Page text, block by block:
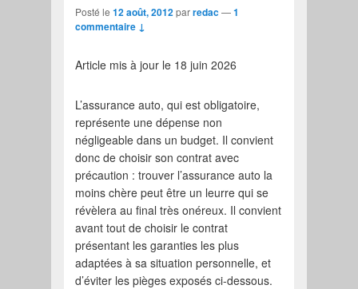
Posté le12 août, 2012parredac—1
commentaire ↓
Article mis à jour le 18 juin 2026
L’assurance auto, qui est obligatoire,
représente une dépense non
négligeable dans un budget. Il convient
donc de choisir son contrat avec
précaution : trouver l’assurance auto la
moins chère peut être un leurre qui se
révèlera au final très onéreux. Il convient
avant tout de choisir le contrat
présentant les garanties les plus
adaptées à sa situation personnelle, et
d’éviter les pièges exposés ci-dessous.